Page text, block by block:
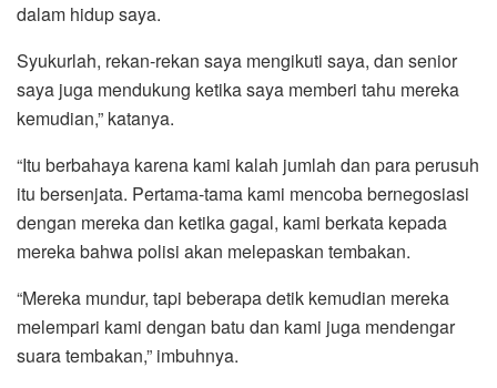
dalam hidup saya.
Syukurlah, rekan-rekan saya mengikuti saya, dan senior
saya juga mendukung ketika saya memberi tahu mereka
kemudian,” katanya.
“Itu berbahaya karena kami kalah jumlah dan para perusuh
itu bersenjata. Pertama-tama kami mencoba bernegosiasi
dengan mereka dan ketika gagal, kami berkata kepada
mereka bahwa polisi akan melepaskan tembakan.
“Mereka mundur, tapi beberapa detik kemudian mereka
melempari kami dengan batu dan kami juga mendengar
suara tembakan,” imbuhnya.